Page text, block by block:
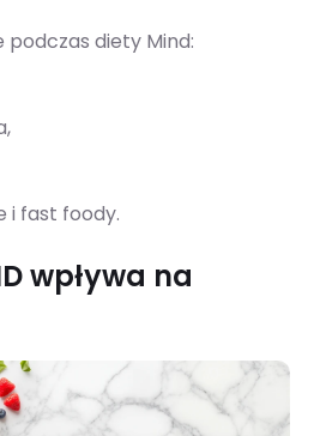
diety Mind:
i fast foody.
wpływa na